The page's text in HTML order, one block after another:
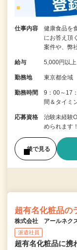
仕事内容
健康食品を
にお答え頂
案件や、弊
給与 5,000円以
勤務地 東京都全域
勤務時間
9：00～17
間＆タイミ
応募資格
治験未経験
められます！
後で見る
超有名化粧品の
株式会社 アールネク
派遣社員
超有名化粧品に携